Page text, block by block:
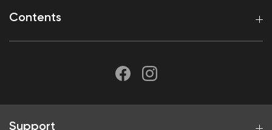
Contents
Support